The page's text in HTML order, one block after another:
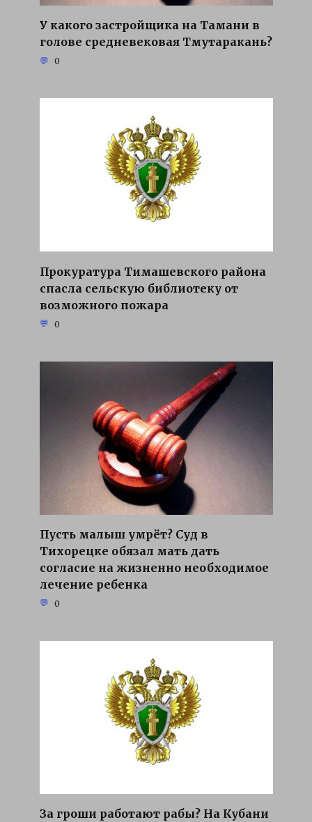
У какого застройщика на Тамани в
голове средневековая Тмутаракань?
0
Прокуратура Тимашевского района
спасла сельскую библиотеку от
возможного пожара
0
Пусть малыш умрёт? Суд в
Тихорецке обязал мать дать
согласие на жизненно необходимое
лечение ребенка
0
За гроши работают рабы? На Кубани